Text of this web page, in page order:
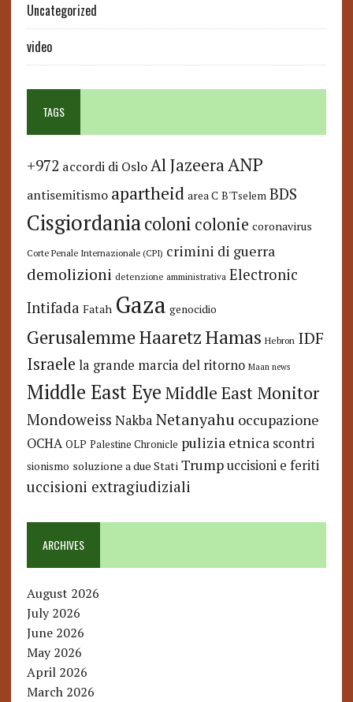
Uncategorized
video
TAGS
+972 accordi di Oslo Al JazeeraANP
antisemitismo apartheid area C B'Tselem BDS
Cisgiordaniacoloni colonie coronavirus
Corte Penale Internazionale (CPI) crimini di guerra
demolizioni detenzione amministrativa Electronic
Intifada Fatah Gaza genocidio
GerusalemmeHaaretzHamas Hebron IDF
Israele la grande marcia del ritorno Maan news
Middle East Eye Middle East Monitor
Mondoweiss Nakba Netanyahu occupazione
OCHA OLP Palestine Chronicle pulizia etnica scontri
sionismo soluzione a due Stati Trump uccisioni e feriti
uccisioni extragiudiziali
ARCHIVES
August 2026
July 2026
June 2026
May 2026
April 2026
March 2026